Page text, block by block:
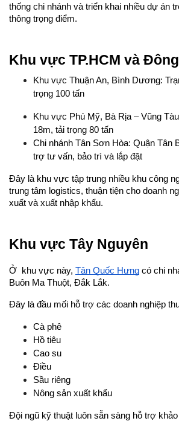
thống chi nhánh và triển khai nhiều dự án
thông trọng điểm.
Khu vực TP.HCM và
Khu vực Thuận An, Bình Dương:
trọng 100 tấn
Khu vực Phú Mỹ, Bà Rịa – Vũng
18m, tải trọng 80 tấn
Chi nhánh Tân Sơn Hòa: Quận Tân
trợ tư vấn, bảo trì và lắp đặt
Đây là khu vực tập trung nhiều khu công
trung tâm logistics, thuận tiện cho doanh
xuất và xuất nhập khẩu.
Khu vực Tây Nguyên
Ở  khu vực này, Tân Quốc Hưng có chi
Buôn Ma Thuột, Đắk Lắk.
Đây là đầu mối hỗ trợ các doanh nghiệp
Cà phê
Hồ tiêu
Cao su
Điều
Sầu riêng
Nông sản xuất khẩu
Đội ngũ kỹ thuật luôn sẵn sàng hỗ trợ